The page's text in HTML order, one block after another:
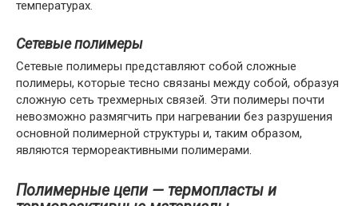
температурах.
Сетевые полимеры
Сетевые полимеры представляют собой сложные
полимеры, которые тесно связаны между собой, образуя
сложную сеть трехмерных связей. Эти полимеры почти
невозможно размягчить при нагревании без разрушения
основной полимерной структуры и, таким образом,
являются термореактивными полимерами.
Полимерные цепи — термопласты и